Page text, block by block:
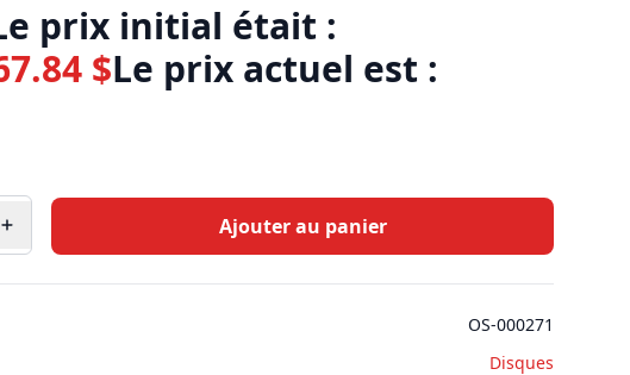
prix initial était :
$Le prix actuel est :
Ajouter au panier
OS-000271
Disques